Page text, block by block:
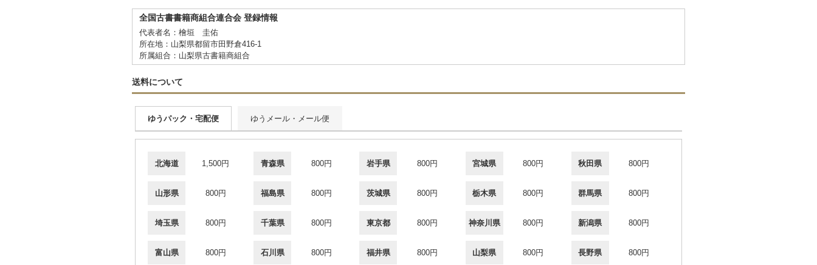
全国古書書籍商組合連合会 登録情報
代表者名：檜垣 圭佑
所在地：山梨県都留市田野倉416-1
所属組合：山梨県古書籍商組合
送料について
ゆうパック・宅配便 ゆうメール・メール便
北海道 1,500円 青森県 800円 岩手県 800円 宮城県 800円 秋田県 800円
山形県 800円 福島県 800円 茨城県 800円 栃木県 800円 群馬県 800円
埼玉県 800円 千葉県 800円 東京都 800円 神奈川県 800円 新潟県 800円
富山県 800円 石川県 800円 福井県 800円 山梨県 800円 長野県 800円